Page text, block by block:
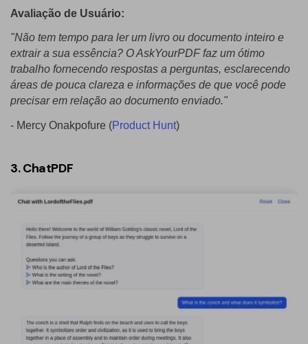
Avaliação de Usuário:
"Não tem tempo para ler um livro ou documento inteiro e
extrair a sua essência? O AskYourPDF faz um ótimo
trabalho fornecendo respostas a perguntas, esclarecendo
áreas de pouca clareza e informações de que você pode
precisar em relação ao documento enviado."
- Mercy Onakpofure (Product Hunt)
3. ChatPDF